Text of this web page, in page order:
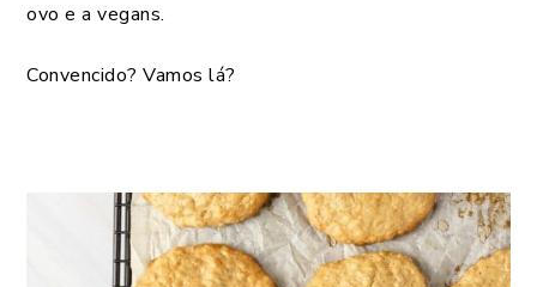
ovo e a vegans.
Convencido? Vamos lá?